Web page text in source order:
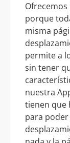
porque
misma
permite a
sin tener
nuestra
tienen que
para poder